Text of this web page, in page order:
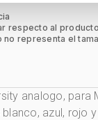
respecto al
no representa el
analogo, para
azul, rojo